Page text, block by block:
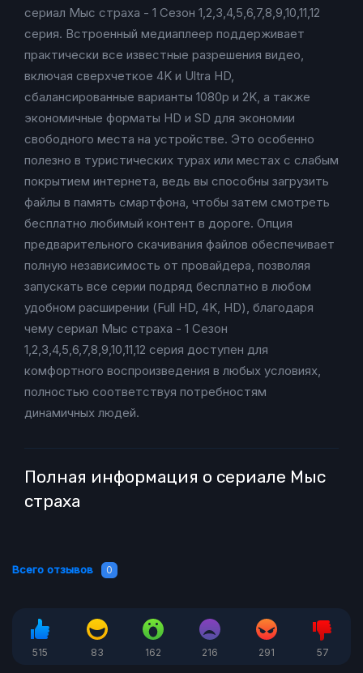
сериал Мыс страха - 1 Сезон 1,2,3,4,5,6,7,8,9,10,11,12
серия. Встроенный медиаплеер поддерживает
практически все известные разрешения видео,
включая сверхчеткое 4K и Ultra HD,
сбалансированные варианты 1080p и 2K, а также
экономичные форматы HD и SD для экономии
свободного места на устройстве. Это особенно
полезно в туристических турах или местах с слабым
покрытием интернета, ведь вы способны загрузить
файлы в память смартфона, чтобы затем смотреть
бесплатно любимый контент в дороге. Опция
предварительного скачивания файлов обеспечивает
полную независимость от провайдера, позволяя
запускать все серии подряд бесплатно в любом
удобном расширении (Full HD, 4K, HD), благодаря
чему сериал Мыс страха - 1 Сезон
1,2,3,4,5,6,7,8,9,10,11,12 серия доступен для
комфортного воспроизведения в любых условиях,
полностью соответствуя потребностям
динамичных людей.
Полная информация о сериале Мыс
страха
Всего отзывов 0
515 83 162 216 291 57